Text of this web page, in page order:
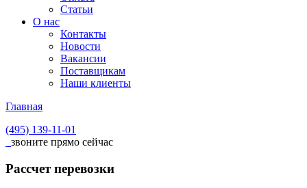
Статьи
О нас
Контакты
Новости
Вакансии
Поставщикам
Наши клиенты
Главная
(495) 139-11-01
звоните прямо сейчас
Рассчет перевозки